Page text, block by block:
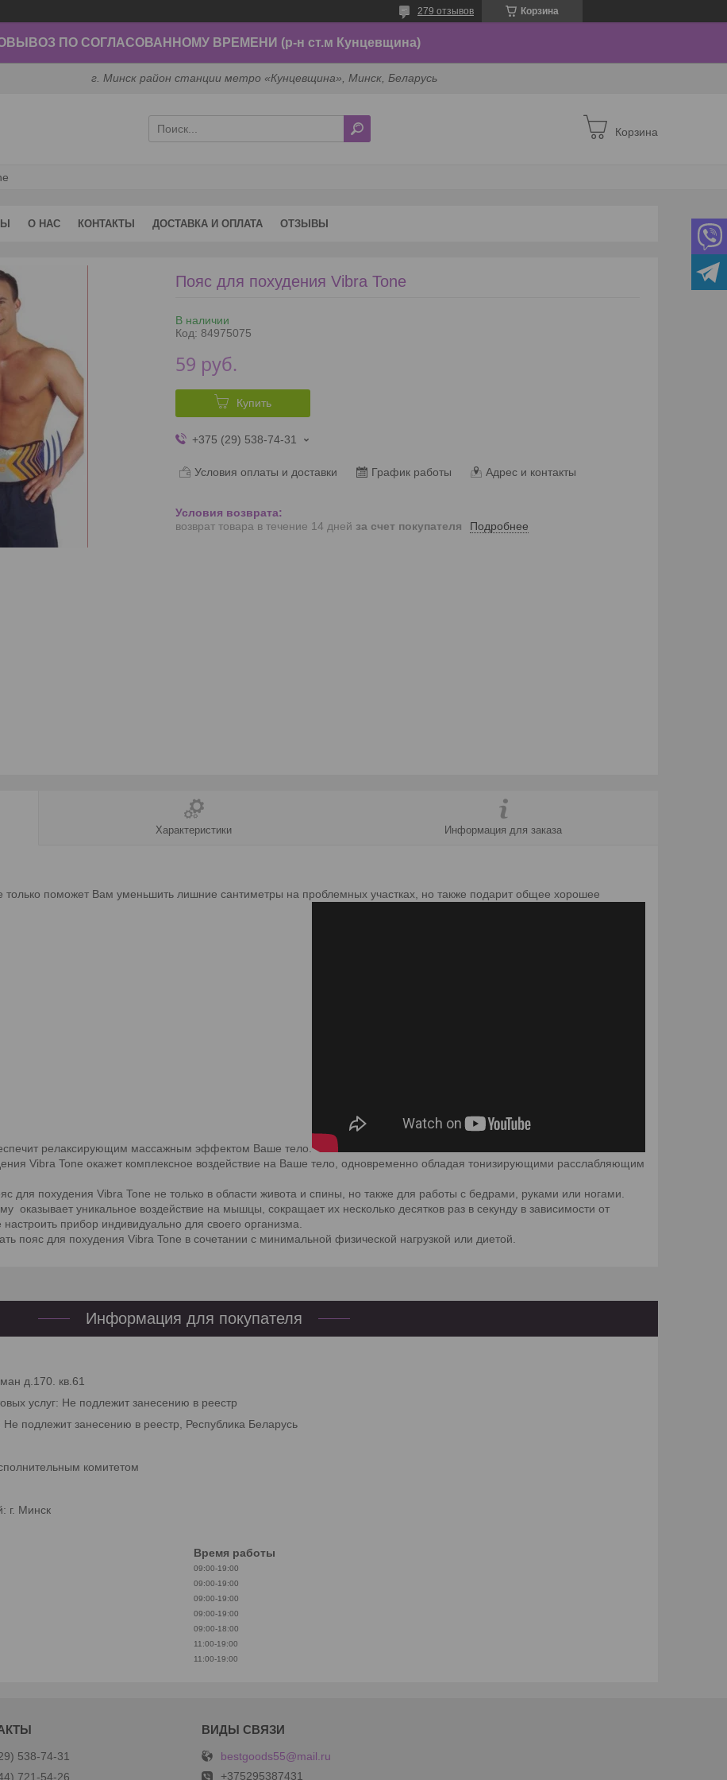
Корзина
279 отзывов
ПО СОГЛАСОВАННОМУ ВРЕМЕНИ (р-н ст.м Кунцевщина)
г. Минск район станции метро «Кунцевщина», Минск, Беларусь
Корзина
О НАС КОНТАКТЫ ДОСТАВКА И ОПЛАТА ОТЗЫВЫ
Пояс для похудения Vibra Tone
В наличии
Код: 84975075
59 руб.
Купить
+375 (29) 538-74-31
Условия оплаты и доставки График работы Адрес и контакты
возврат товара в течение 14 дней за счет покупателя Подробнее
Характеристики Информация для заказа
только поможет Вам уменьшить лишние сантиметры на проблемных участках, но также подарит общее хорошее
релаксирующим массажным эффектом Ваше тело.
Vibra Tone окажет комплексное воздействие на Ваше тело, одновременно обладая тонизирующими расслабляющим
для похудения Vibra Tone не только в области живота и спины, но также для работы с бедрами, руками или ногами.
оказывает уникальное воздействие на мышцы, сокращает их несколько десятков раз в секунду в зависимости от
прибор индивидуально для своего организма.
пояс для похудения Vibra Tone в сочетании с минимальной физической нагрузкой или диетой.
Информация для покупателя
д.170. кв.61
услуг: Не подлежит занесению в реестр
подлежит занесению в реестр, Республика Беларусь
комитетом
г. Минск
Время работы
09:00-19:00
09:00-19:00
09:00-19:00
09:00-19:00
09:00-18:00
11:00-19:00
11:00-19:00
538-74-31
721-54-26
bestgoods55@mail.ru
+375295387431